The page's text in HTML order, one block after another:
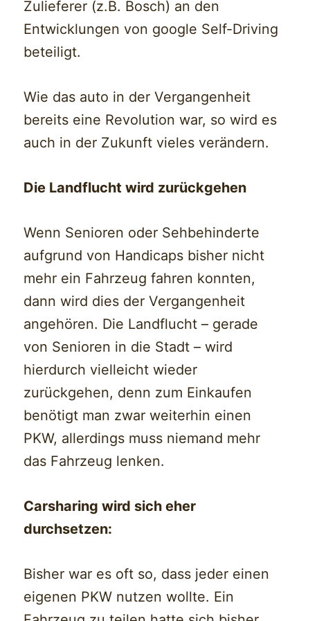
Zulieferer (z.B. Bosch) an den
Entwicklungen von google Self-Driving
beteiligt.
Wie das auto in der Vergangenheit
bereits eine Revolution war, so wird es
auch in der Zukunft vieles verändern.
Die Landflucht wird zurückgehen
Wenn Senioren oder Sehbehinderte
aufgrund von Handicaps bisher nicht
mehr ein Fahrzeug fahren konnten,
dann wird dies der Vergangenheit
angehören. Die Landflucht – gerade
von Senioren in die Stadt – wird
hierdurch vielleicht wieder
zurückgehen, denn zum Einkaufen
benötigt man zwar weiterhin einen
PKW, allerdings muss niemand mehr
das Fahrzeug lenken.
Carsharing wird sich eher
durchsetzen:
Bisher war es oft so, dass jeder einen
eigenen PKW nutzen wollte. Ein